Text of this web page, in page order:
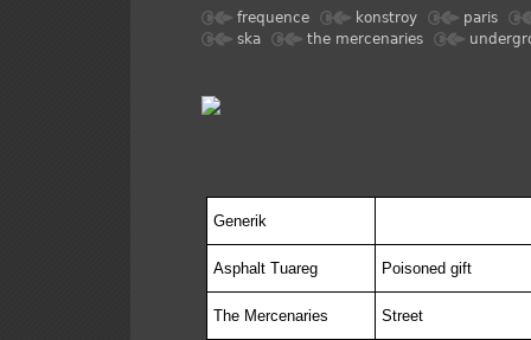
frequence konstroy
paris
ska
the mercenaries
Generik
Asphalt Tuareg Poisoned gift
The Mercenaries Street